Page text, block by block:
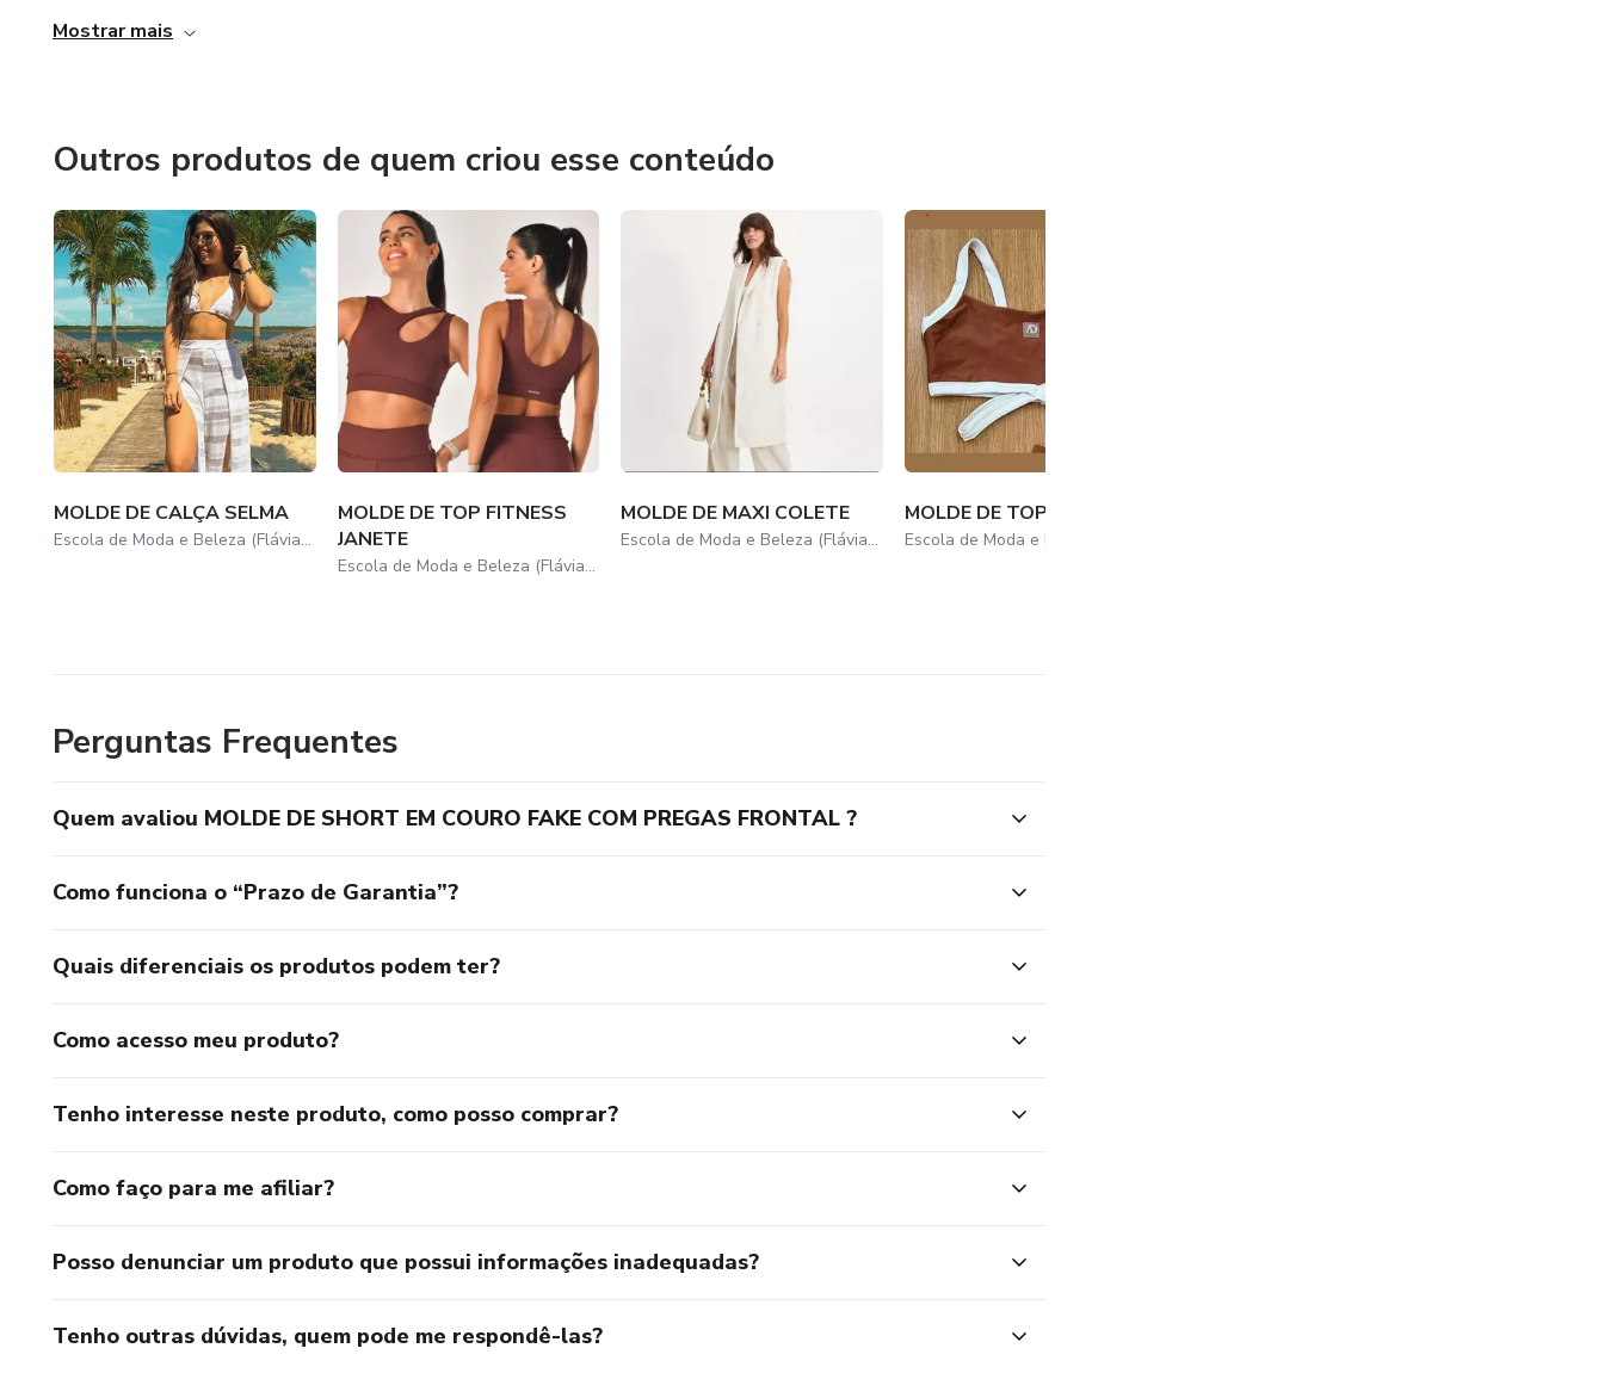
Todos os nossos cursos são certificados e muito bem reconhecidos no mercado, as vídeo aulas ficarão disponíveis para
Mostrar mais
Outros produtos de quem criou esse conteúdo
MOLDE DE CALÇA SELMA
Escola de Moda e Beleza (Flávia Elizabeth)
MOLDE DE TOP FITNESS
JANETE
Escola de Moda e Beleza (Flávia Elizabeth)
MOLDE DE MAXI COLETE
Escola de Moda e Beleza (Flávia Elizabeth)
MOLDE DE TOP BIBI
Perguntas Frequentes
Quem avaliou MOLDE DE SHORT EM COURO FAKE COM PREGAS FRONTAL ?
Como funciona o “Prazo de Garantia”?
Quais diferenciais os produtos podem ter?
Como acesso meu produto?
Tenho interesse neste produto, como posso comprar?
Como faço para me afiliar?
Posso denunciar um produto que possui informações inadequadas?
Tenho outras dúvidas, quem pode me respondê-las?